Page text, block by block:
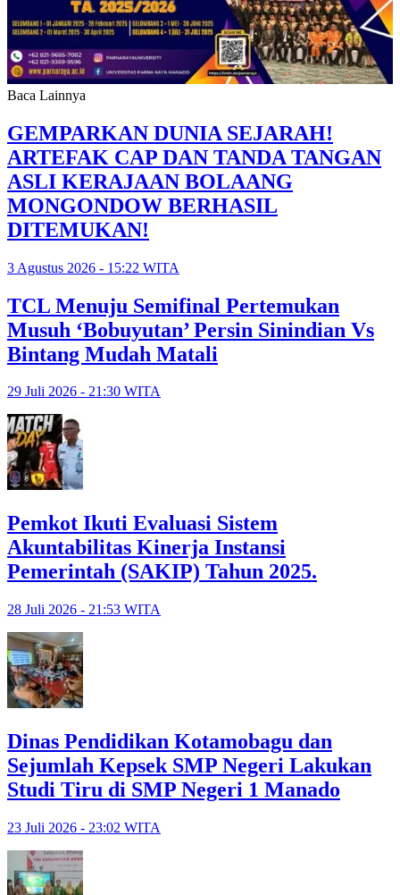
Baca Lainnya
GEMPARKAN DUNIA SEJARAH!
ARTEFAK CAP DAN TANDA TANGAN
ASLI KERAJAAN BOLAANG
MONGONDOW BERHASIL
DITEMUKAN!
3 Agustus 2026 - 15:22 WITA
TCL Menuju Semifinal Pertemukan
Musuh ‘Bobuyutan’ Persin Sinindian Vs
Bintang Mudah Matali
29 Juli 2026 - 21:30 WITA
Pemkot Ikuti Evaluasi Sistem
Akuntabilitas Kinerja Instansi
Pemerintah (SAKIP) Tahun 2025.
28 Juli 2026 - 21:53 WITA
Dinas Pendidikan Kotamobagu dan
Sejumlah Kepsek SMP Negeri Lakukan
Studi Tiru di SMP Negeri 1 Manado
23 Juli 2026 - 23:02 WITA